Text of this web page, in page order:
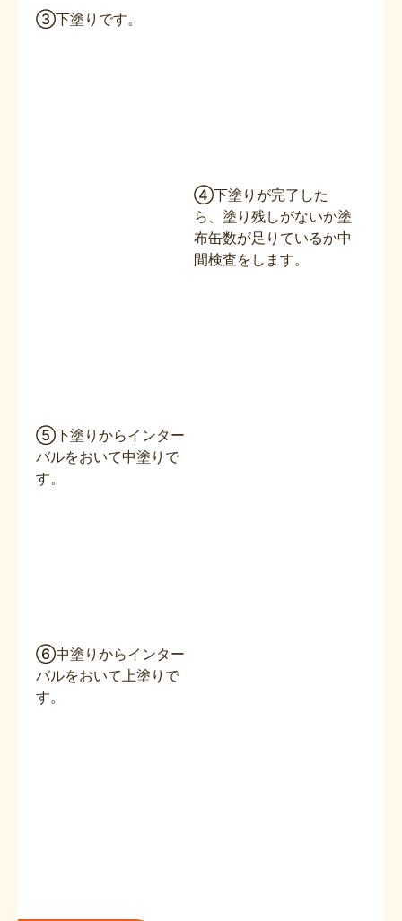
③下塗りです。
④下塗りが完了した
ら、塗り残しがないか塗
布缶数が足りているか中
間検査をします。
⑤下塗りからインター
バルをおいて中塗りで
す。
⑥中塗りからインター
バルをおいて上塗りで
す。